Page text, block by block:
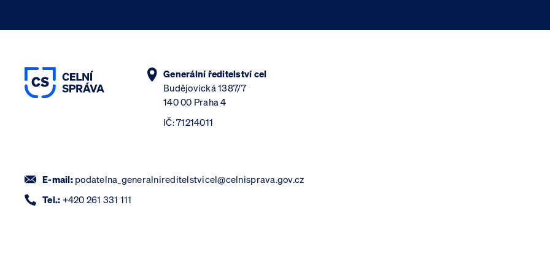
Generální ředitelství cel
Budějovická 1387/7
140 00 Praha 4
IČ: 71214011
E-mail: podatelna_generalnireditelstvicel@celnisprava.gov.cz
Tel.: +420 261 331 111